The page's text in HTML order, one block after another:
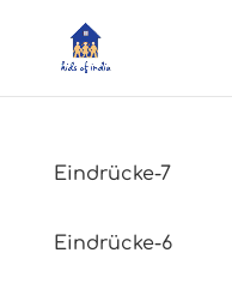
Eindrücke-7
Eindrücke-6